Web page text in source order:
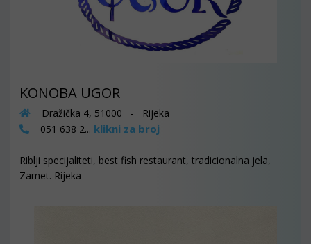
KONOBA UGOR
Dražička 4, 51000 - Rijeka
051 638 2... klikni za broj
Riblji specijaliteti, best fish restaurant, tradicionalna jela,
Zamet. Rijeka